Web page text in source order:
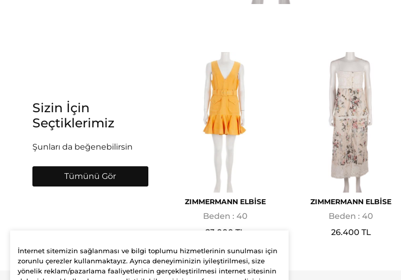
Sizin İçin
Seçtiklerimiz
Şunları da beğenebilirsin
Tümünü Gör
ZIMMERMANN ELBİSE
Beden : 40
23.000 TL
ZIMMERMANN ELBİSE
Beden : 40
26.400 TL
İnternet sitemizin sağlanması ve bilgi toplumu hizmetlerinin sunulması için
zorunlu çerezler kullanmaktayız. Ayrıca deneyiminizin iyileştirilmesi, size
yönelik reklam/pazarlama faaliyetlerinin gerçekleştirilmesi internet sitesinin